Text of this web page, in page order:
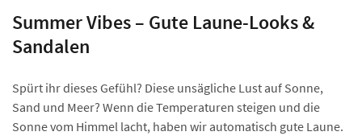
Summer Vibes – Gute Laune-Looks &
Sandalen
Spürt ihr dieses Gefühl? Diese unsägliche Lust auf Sonne,
Sand und Meer? Wenn die Temperaturen steigen und die
Sonne vom Himmel lacht, haben wir automatisch gute Laune.